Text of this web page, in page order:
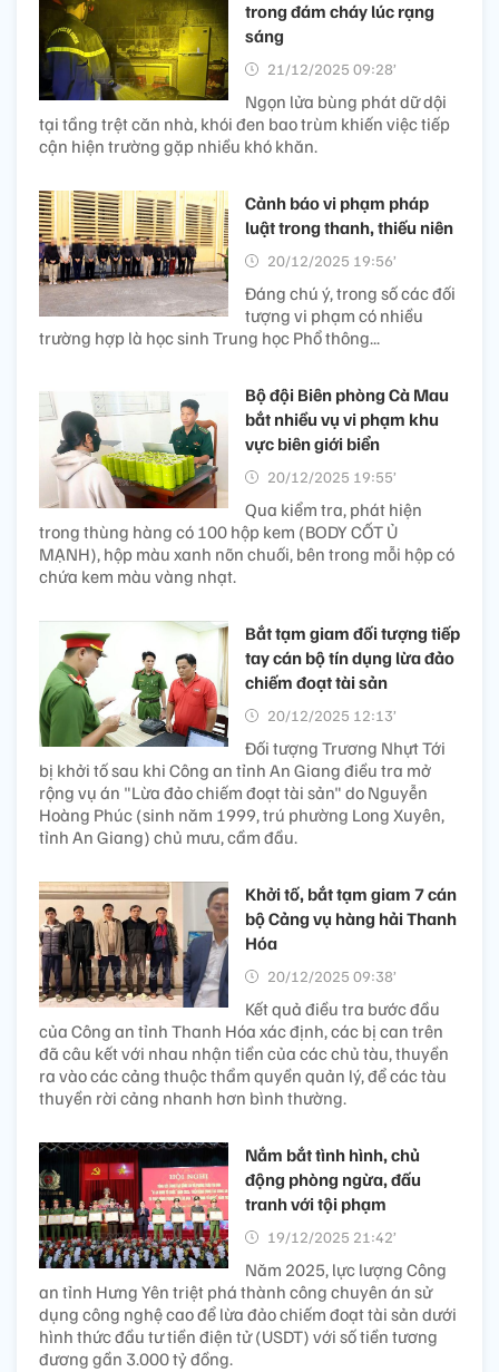
trong đám cháy lúc rạng
sáng
21/12/2025 09:28’
Ngọn lửa bùng phát dữ dội
tại tầng trệt căn nhà, khói đen bao trùm khiến việc tiếp
cận hiện trường gặp nhiều khó khăn.
Cảnh báo vi phạm pháp
luật trong thanh, thiếu niên
20/12/2025 19:56’
Đáng chú ý, trong số các đối
tượng vi phạm có nhiều
trường hợp là học sinh Trung học Phổ thông...
Bộ đội Biên phòng Cà Mau
bắt nhiều vụ vi phạm khu
vực biên giới biển
20/12/2025 19:55’
Qua kiểm tra, phát hiện
trong thùng hàng có 100 hộp kem (BODY CỐT Ủ
MẠNH), hộp màu xanh nõn chuối, bên trong mỗi hộp có
chứa kem màu vàng nhạt.
Bắt tạm giam đối tượng tiếp
tay cán bộ tín dụng lừa đảo
chiếm đoạt tài sản
20/12/2025 12:13’
Đối tượng Trương Nhựt Tới
bị khởi tố sau khi Công an tỉnh An Giang điều tra mở
rộng vụ án "Lừa đảo chiếm đoạt tài sản" do Nguyễn
Hoàng Phúc (sinh năm 1999, trú phường Long Xuyên,
tỉnh An Giang) chủ mưu, cầm đầu.
Khởi tố, bắt tạm giam 7 cán
bộ Cảng vụ hàng hải Thanh
Hóa
20/12/2025 09:38’
Kết quả điều tra bước đầu
của Công an tỉnh Thanh Hóa xác định, các bị can trên
đã câu kết với nhau nhận tiền của các chủ tàu, thuyền
ra vào các cảng thuộc thẩm quyền quản lý, để các tàu
thuyền rời cảng nhanh hơn bình thường.
Nắm bắt tình hình, chủ
động phòng ngừa, đấu
tranh với tội phạm
19/12/2025 21:42’
Năm 2025, lực lượng Công
an tỉnh Hưng Yên triệt phá thành công chuyên án sử
dụng công nghệ cao để lừa đảo chiếm đoạt tài sản dưới
hình thức đầu tư tiền điện tử (USDT) với số tiền tương
đương gần 3.000 tỷ đồng.